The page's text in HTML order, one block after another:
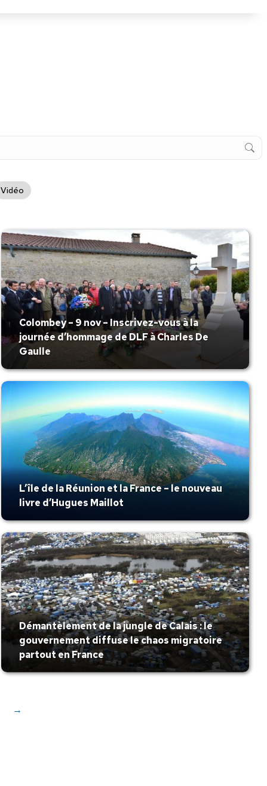
Vidéo
Colombey – 9 nov – Inscrivez-vous à la
journée d’hommage de DLF à Charles De
Gaulle
L’île de la Réunion et la France – le nouveau
livre d’Hugues Maillot
Démantèlement de la jungle de Calais : le
gouvernement diffuse le chaos migratoire
partout en France
→